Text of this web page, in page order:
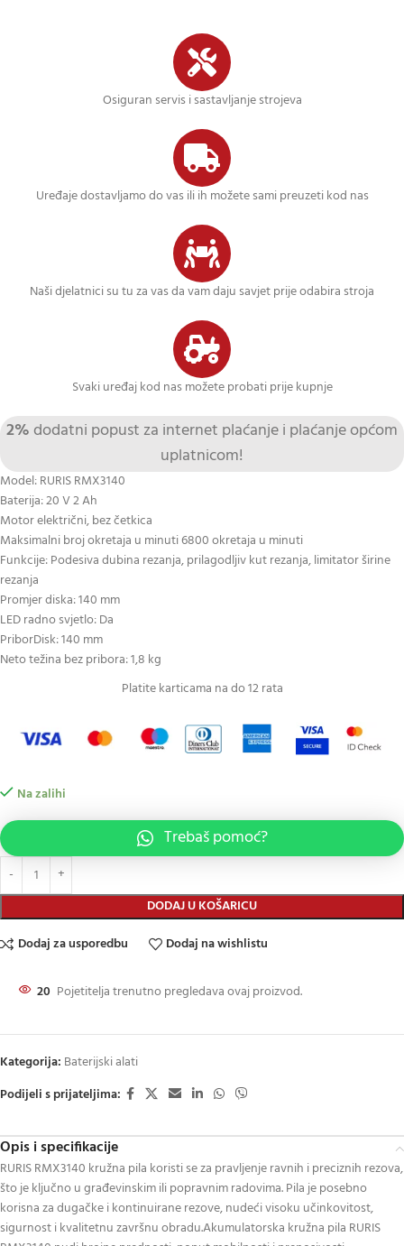
Osiguran servis i sastavljanje strojeva
Uređaje dostavljamo do vas ili ih možete sami preuzeti kod nas
Naši djelatnici su tu za vas da vam daju savjet prije odabira stroja
Svaki uređaj kod nas možete probati prije kupnje
2% dodatni popust za internet plaćanje i plaćanje općom
uplatnicom!
Model: RURIS RMX3140
Baterija: 20 V 2 Ah
Motor električni, bez četkica
Maksimalni broj okretaja u minuti 6800 okretaja u minuti
Funkcije: Podesiva dubina rezanja, prilagodljiv kut rezanja, limitator širine
rezanja
Promjer diska: 140 mm
LED radno svjetlo: Da
PriborDisk: 140 mm
Neto težina bez pribora: 1,8 kg
Platite karticama na do 12 rata
Na zalihi
DODAJ U KOŠARICU
Trebaš pomoć?
Dodaj za usporedbu Dodaj na wishlistu
20 Pojetitelja trenutno pregledava ovaj proizvod.
Kategorija: Baterijski alati
Podijeli s prijateljima:
Opis i specifikacije
RURIS RMX3140 kružna pila koristi se za pravljenje ravnih i preciznih rezova,
što je ključno u građevinskim ili popravnim radovima. Pila je posebno
korisna za dugačke i kontinuirane rezove, nudeći visoku učinkovitost,
sigurnost i kvalitetnu završnu obradu.Akumulatorska kružna pila RURIS